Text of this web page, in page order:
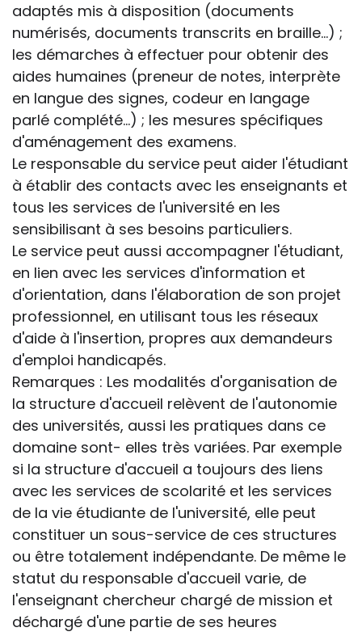
adaptés mis à disposition (documents
numérisés, documents transcrits en braille...) ;
les démarches à effectuer pour obtenir des
aides humaines (preneur de notes, interprète
en langue des signes, codeur en langage
parlé complété...) ; les mesures spécifiques
d'aménagement des examens.
Le responsable du service peut aider l'étudiant
à établir des contacts avec les enseignants et
tous les services de l'université en les
sensibilisant à ses besoins particuliers.
Le service peut aussi accompagner l'étudiant,
en lien avec les services d'information et
d'orientation, dans l'élaboration de son projet
professionnel, en utilisant tous les réseaux
d'aide à l'insertion, propres aux demandeurs
d'emploi handicapés.
Remarques : Les modalités d'organisation de
la structure d'accueil relèvent de l'autonomie
des universités, aussi les pratiques dans ce
domaine sont- elles très variées. Par exemple
si la structure d'accueil a toujours des liens
avec les services de scolarité et les services
de la vie étudiante de l'université, elle peut
constituer un sous-service de ces structures
ou être totalement indépendante. De même le
statut du responsable d'accueil varie, de
l'enseignant chercheur chargé de mission et
déchargé d'une partie de ses heures